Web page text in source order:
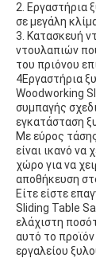
2. Εργαστήρια
σε μεγάλη
3. Κατασκευή
ντουλαπιών
του πριόνου
4Εργαστήρια
Woodworking
συμπαγής
εγκατάσταση
Με εύρος
είναι ικανό
χώρο για να
αποθήκευση
Είτε είστε
Sliding Table
ελάχιστη
αυτό το
εργαλείου